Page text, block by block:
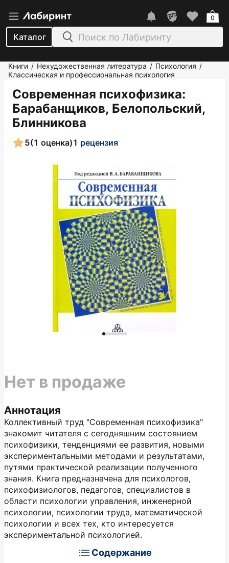
Каталог
0
Книги / Нехудожественная литература / Психология /
Классическая и профессиональная психология
Современная психофизика:
Барабанщиков, Белопольский,
Блинникова
5(1 оценка)1 рецензия
Аннотация
Коллективный труд "Современная психофизика"
знакомит читателя с сегодняшним состоянием
психофизики, тенденциями ее развития, новыми
экспериментальными методами и результатами,
путями практической реализации полученного
знания. Книга предназначена для психологов,
психофизиологов, педагогов, специалистов в
области психологии управления, инженерной
психологии, психологии труда, математической
психологии и всех тех, кто интересуется
экспериментальной психологией.
Содержание
Нет в продаже